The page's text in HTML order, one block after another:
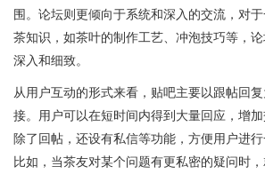
围。论坛则更倾向于系统和深入的交流，对
茶知识，如茶叶的制作工艺、冲泡技巧等，
深入和细致。
从用户互动的形式来看，贴吧主要以跟帖回
接。用户可以在短时间内得到大量回应，增
除了回帖，还设有私信等功能，方便用户进行
比如，当茶友对某个问题有更私密的疑问时